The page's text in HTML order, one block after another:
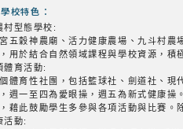
校特色：
型態學校:
五穀神農廟、活力健康農場、九斗村
用於結合自然領域課程與學校資源，積
育活動:
體育性社團，包括籃球社、劍道社、
週一至四為愛眼操，週五為新式健康
藉此鼓勵學生多參與各項活動與比賽
活動: